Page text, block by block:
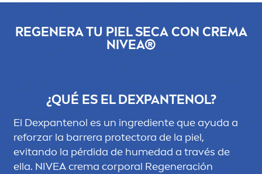
REGENERA TU PIEL SECA CON CREMA
NIVEA®
¿QUÉ ES EL DEXPANTENOL?
El Dexpantenol es un ingrediente que ayuda a
reforzar la barrera protectora de la piel,
evitando la pérdida de humedad a través de
ella. NIVEAcrema corporal Regeneración